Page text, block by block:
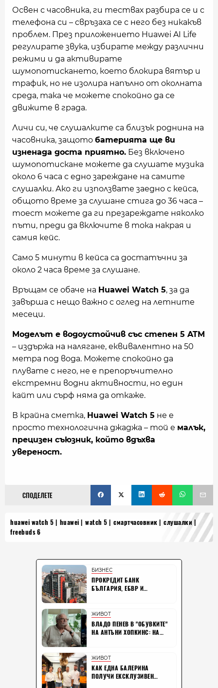
Освен с часовника, ги тествах разбира се и с
телефона си – свръзаха се с него без никакъв
проблем. През приложението Huawei AI Life
регулирате звука, избирате между различни
режими и да активирате
шумопотискането, което блокира вятър и
трафик, но не изолира напълно от околната
среда, така че можете спокойно да се
движите в града.
Личи си, че слушалките са близък роднина на
часовника, защото батерията ще ви
изненада доста приятно. Без включено
шумопотискане можете да слушате музика
около 6 часа с едно зареждане на самите
слушалки. Ако ги използвате заедно с кейса,
общото време за слушане стига до 36 часа –
тоест можете да ги презареждате няколко
пъти, преди да включите в тока накрая и
самия кейс.
Само 5 минути в кейса са достатъчни за
около 2 часа време за слушане.
Връщам се обаче на Huawei Watch 5, за да
завърша с нещо важно с оглед на летните
месеци.
Моделът е водоустойчив със степен 5 ATM
– издържа на налягане, еквивалентно на 50
метра под вода. Можете спокойно да
плувате с него, не е препоръчително
екстремни водни активности, но един
кайт или сърф няма да откаже.
В крайна сметка, Huawei Watch 5 не е
просто технологична джаджа – той е малък,
прецизен съюзник, който вдъхва
увереност.
СПОДЕЛЕТЕ
huawei watch 5 huawei watch 5 смартчасовник
слушалки
freebuds 6